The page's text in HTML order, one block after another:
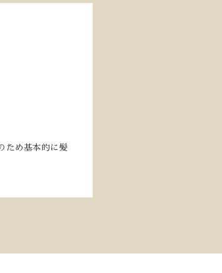
ため基本的に髪